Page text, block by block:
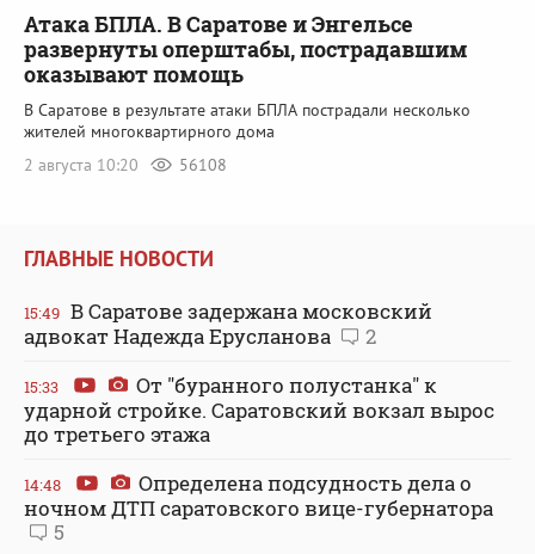
Атака БПЛА. В Саратове и Энгельсе
развернуты оперштабы, пострадавшим
оказывают помощь
В Саратове в результате атаки БПЛА пострадали несколько
жителей многоквартирного дома
2 августа 10:20
56108
ГЛАВНЫЕ НОВОСТИ
15:49 В Саратове задержана московский
адвокат Надежда Ерусланова
2
15:33
От "буранного полустанка" к
ударной стройке. Саратовский вокзал вырос
до третьего этажа
14:48
Определена подсудность дела о
ночном ДТП саратовского вице-губернатора
5